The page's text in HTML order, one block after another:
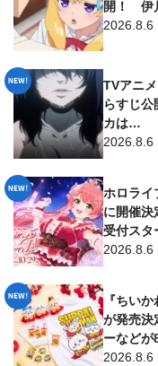
開！ 伊
2026.8.6
TVアニ
らすじ
カは…
2026.8.6
ホロライ
に開催
受付スタ
2026.8.6
『ちい
が発売
ーなどが
2026.8.6